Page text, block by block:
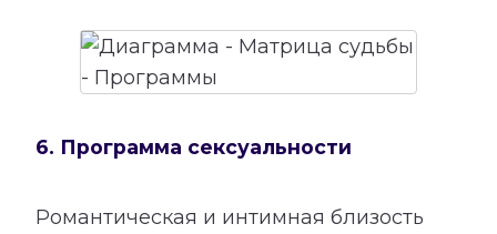
6. Программа сексуальности
Романтическая и интимная близость